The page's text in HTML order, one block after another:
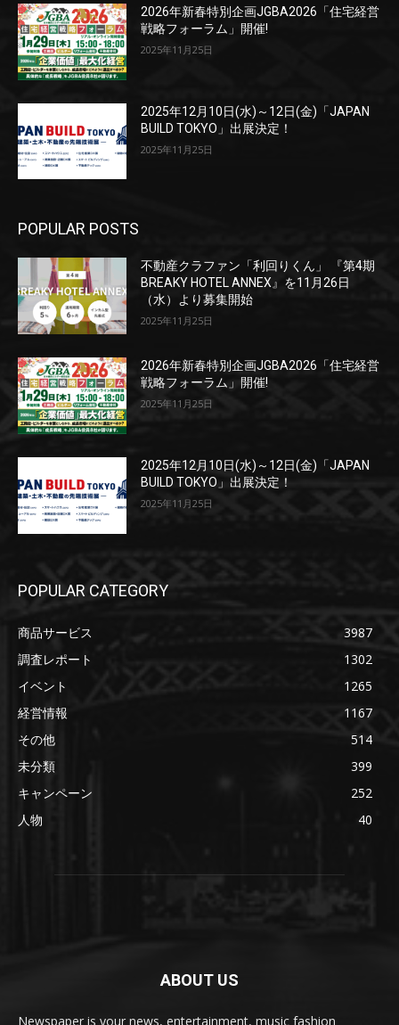
2026年新春特別企画JGBA2026「住宅経営
戦略フォーラム」開催!
2025年11月25日
2025年12月10日(水)～12日(金)「JAPAN
BUILD TOKYO」出展決定！
2025年11月25日
POPULAR POSTS
不動産クラファン「利回りくん」 『第4期
BREAKY HOTEL ANNEX』を11月26日
（水）より募集開始
2025年11月25日
2026年新春特別企画JGBA2026「住宅経営
戦略フォーラム」開催!
2025年11月25日
2025年12月10日(水)～12日(金)「JAPAN
BUILD TOKYO」出展決定！
2025年11月25日
POPULAR CATEGORY
商品サービス
3987
調査レポート
1302
イベント
1265
経営情報
1167
その他
514
未分類
399
キャンペーン
252
人物
40
ABOUT US
Newspaper is your news, entertainment, music fashion